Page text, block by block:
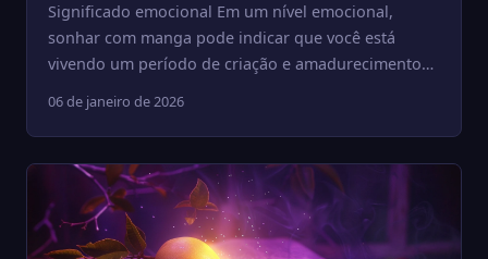
Significado emocional Em um nível emocional,
sonhar com manga pode indicar que você está
vivendo um período de criação e amadurecimento
06 de janeiro de 2026